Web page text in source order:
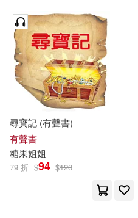
尋寶記 (有聲書)
有聲書
糖果姐姐
79 折 $94 $120